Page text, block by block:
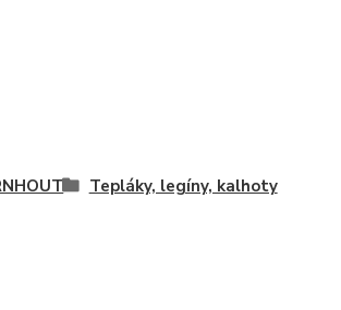
Tepláky, legíny, kalhoty